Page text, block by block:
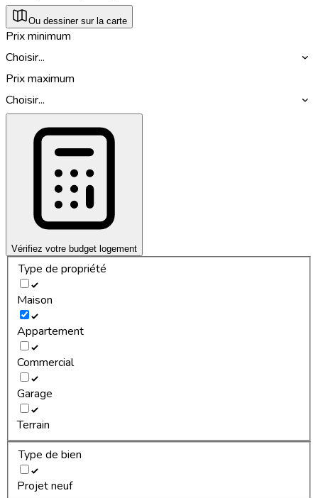
Ou dessiner sur la carte
Prix minimum
Choisir...
Prix maximum
Choisir...
Vérifiez votre budget logement
Type de propriété
Maison
Appartement
Commercial
Garage
Terrain
Type de bien
Projet neuf